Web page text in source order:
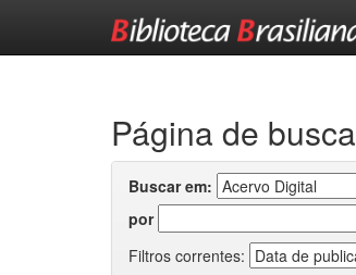
Página de busca
Buscar em:
por
Filtros correntes: